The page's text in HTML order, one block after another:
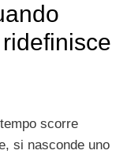
ridefinisce
scorre
si nasconde uno